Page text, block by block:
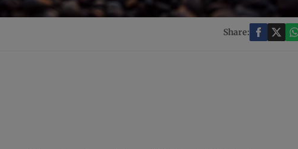
Share: